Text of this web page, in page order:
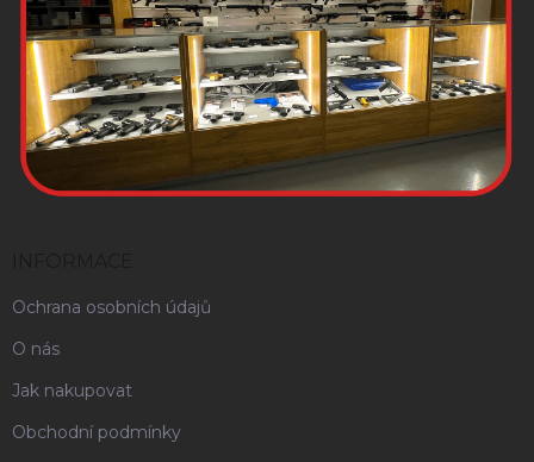
Ochrana osobních údajů
O nás
Jak nakupovat
Obchodní podmínky